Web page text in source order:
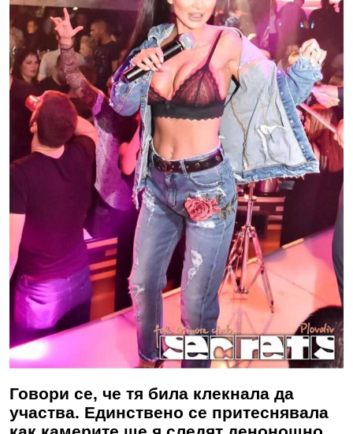
Говори се, че тя била клекнала да
участва. Единствено се притеснявала